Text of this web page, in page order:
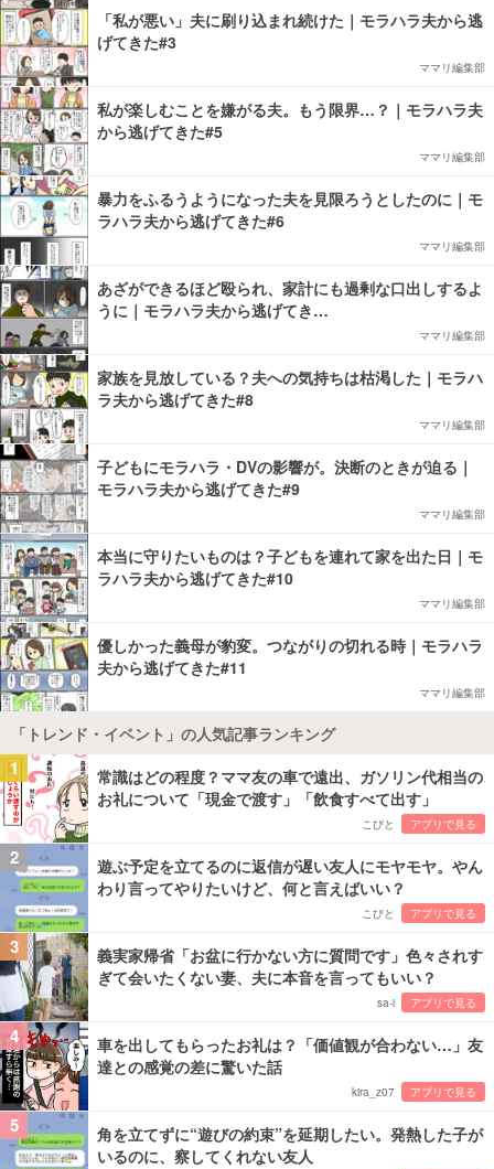
「私が悪い」夫に刷り込まれ続けた｜モラハラ夫から逃
げてきた#3
ママリ編集部
私が楽しむことを嫌がる夫。もう限界…？｜モラハラ夫
から逃げてきた#5
ママリ編集部
暴力をふるうようになった夫を見限ろうとしたのに｜モ
ラハラ夫から逃げてきた#6
ママリ編集部
あざができるほど殴られ、家計にも過剰な口出しするよ
うに｜モラハラ夫から逃げてき…
ママリ編集部
家族を見放している？夫への気持ちは枯渇した｜モラハ
ラ夫から逃げてきた#8
ママリ編集部
子どもにモラハラ・DVの影響が。決断のときが迫る｜
モラハラ夫から逃げてきた#9
ママリ編集部
本当に守りたいものは？子どもを連れて家を出た日｜モ
ラハラ夫から逃げてきた#10
ママリ編集部
優しかった義母が豹変。つながりの切れる時｜モラハラ
夫から逃げてきた#11
ママリ編集部
「トレンド・イベント」の人気記事ランキング
1
常識はどの程度？ママ友の車で遠出、ガソリン代相当の
お礼について「現金で渡す」「飲食すべて出す」
こびと アプリで見る
2
遊ぶ予定を立てるのに返信が遅い友人にモヤモヤ。やん
わり言ってやりたいけど、何と言えばいい？
こびと アプリで見る
3
義実家帰省「お盆に行かない方に質問です」色々されす
ぎて会いたくない妻、夫に本音を言ってもいい？
sa-i アプリで見る
4
車を出してもらったお礼は？「価値観が合わない…」友
達との感覚の差に驚いた話
kira_z07 アプリで見る
5
角を立てずに“遊びの約束”を延期したい。発熱した子が
いるのに、察してくれない友人